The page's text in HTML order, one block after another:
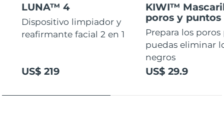
LUNA™ 4
Dispositivo limpiador y
reafirmante facial 2 en 1
US$ 219
KIWI™
poros y puntos
Prepara los
puedas eliminar
negros
US$ 29.9